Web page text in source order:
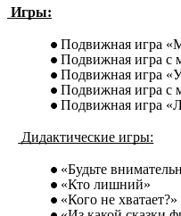
Игры:
Подвижная игра
Подвижная игра с
Подвижная игра
Подвижная игра с
Подвижная игра
Дидактические игры:
«Будьте
«Кто лишний»
«Кого не хватает?»